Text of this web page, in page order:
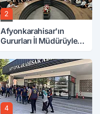
2
Afyonkarahisar'ın
Gururları İl Müdürüyle
4